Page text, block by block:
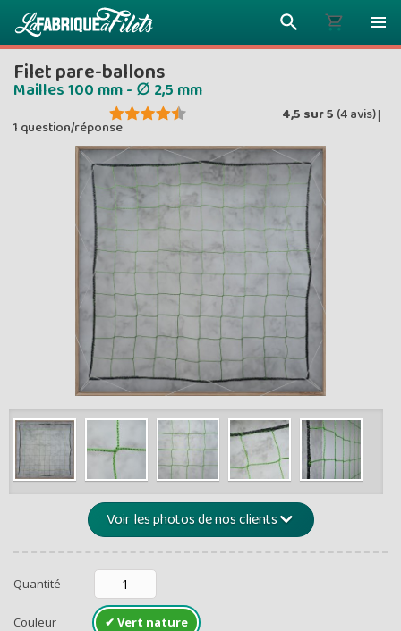
Montants et
de -5%
Plus vous
moins
Prix
ENVOYEZ
Filet pare-ballons
Mailles 100 mm - ∅ 2,5 mm
4,5 sur5 (4avis)|
1 question/réponse
Voir les photos de nos clients
Quantité
Couleur